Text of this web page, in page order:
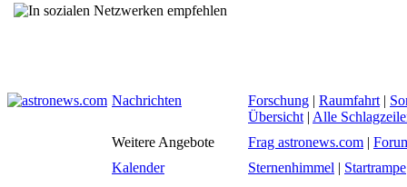
Nachrichten Forschung | Raumfahrt |
Übersicht | Alle
Weitere Angebote
Frag astronews.com |
Kalender
Sternenhimmel | Startrampe